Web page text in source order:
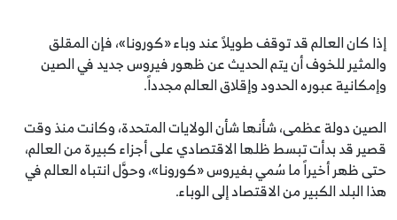
إذا كان العالم قد توقف طويلاً عند وباء «كورونا»، فإن المقلق
والمثير للخوف أن يتم الحديث عن ظهور فيروس جديد في الصين
وإمكانية عبوره الحدود وإقلاق العالم مجدداً.
الصين دولة عظمى، شأنها شأن الولايات المتحدة، وكانت منذ وقت
قصير قد بدأت تبسط ظلها الاقتصادي على أجزاء كبيرة من العالم،
حتى ظهر أخيراً ما سُمي بفيروس «كورونا»، وحوَّل انتباه العالم في
هذا البلد الكبير من الاقتصاد إلى الوباء.